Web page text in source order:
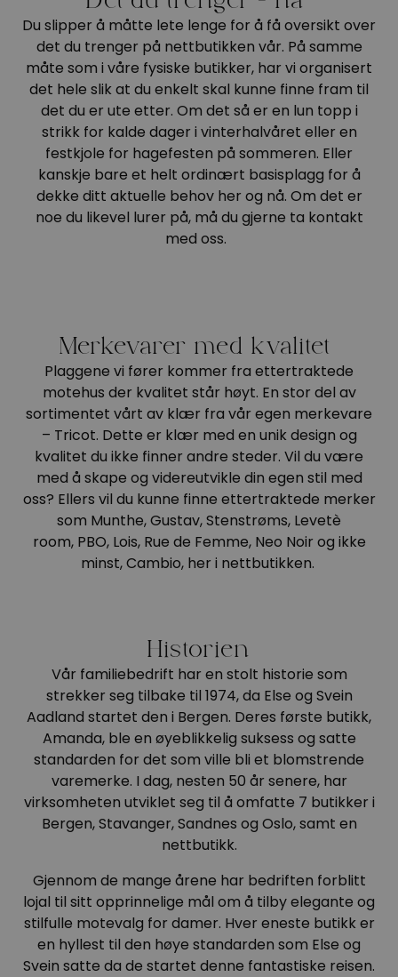
Du slipper å måtte lete lenge for å få oversikt over
det du trenger på nettbutikken vår. På samme
måte som i våre fysiske butikker, har vi organisert
det hele slik at du enkelt skal kunne finne fram til
det du er ute etter. Om det så er en lun topp i
strikk for kalde dager i vinterhalvåret eller en
festkjole for hagefesten på sommeren. Eller
kanskje bare et helt ordinært basisplagg for å
dekke ditt aktuelle behov her og nå. Om det er
noe du likevel lurer på, må du gjerne ta kontakt
med oss.
Merkevarer med kvalitet
Plaggene vi fører kommer fra ettertraktede
motehus der kvalitet står høyt. En stor del av
sortimentet vårt av klær fra vår egen merkevare
– Tricot. Dette er klær med en unik design og
kvalitet du ikke finner andre steder. Vil du være
med å skape og videreutvikle din egen stil med
oss? Ellers vil du kunne finne ettertraktede merker
som Munthe, Gustav, Stenstrøms, Levetè
room, PBO, Lois, Rue de Femme, Neo Noir og ikke
minst, Cambio, her i nettbutikken.
Vår familiebedrift har en stolt historie som
strekker seg tilbake til 1974, da Else og Svein
Aadland startet den i Bergen. Deres første butikk,
Amanda, ble en øyeblikkelig suksess og satte
standarden for det som ville bli et blomstrende
varemerke. I dag, nesten 50 år senere, har
virksomheten utviklet seg til å omfatte 7 butikker i
Bergen, Stavanger, Sandnes og Oslo, samt en
nettbutikk.
Gjennom de mange årene har bedriften forblitt
lojal til sitt opprinnelige mål om å tilby elegante og
stilfulle motevalg for damer. Hver eneste butikk er
en hyllest til den høye standarden som Else og
Svein satte da de startet denne fantastiske reisen.
SALG